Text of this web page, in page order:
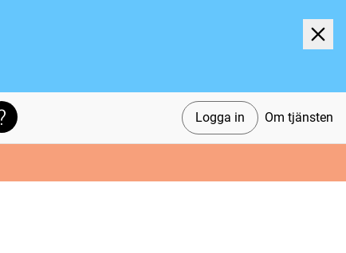
Logga in Om tjänsten
Söktips